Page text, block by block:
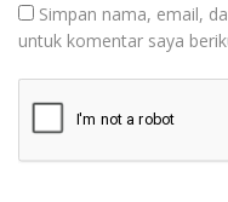
Simpan nama, email,
untuk komentar saya